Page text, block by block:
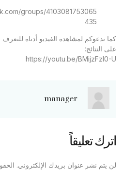
groups/4103081753065
435
كما ندعوكم لمشاهدة الفيديو أدناه
على النتائج:
https://youtu.be/BMijzFzl0-U
manager
اترك تعليقاً
لن يتم نشر عنوان بريدك الإلكتروني.